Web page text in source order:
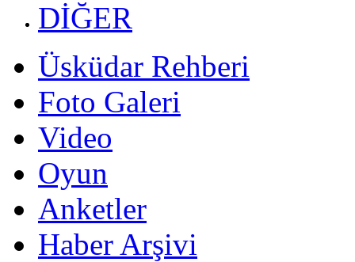
DİĞER
Üsküdar Rehberi
Foto Galeri
Video
Oyun
Anketler
Haber Arşivi